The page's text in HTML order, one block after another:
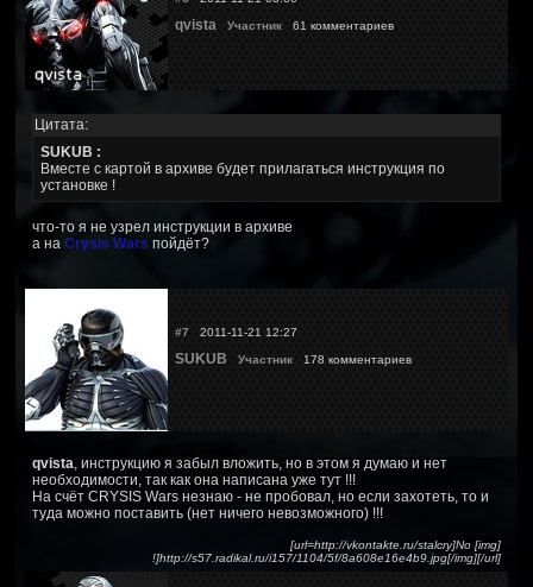
qvista Участник 61 комментариев
Цитата:
SUKUB :
Вместе с картой в архиве будет прилагаться инструкция по
установке !
что-то я не узрел инструкции в архиве
а на Crysis Wars пойдёт?
#7 2011-11-21 12:27
SUKUB Участник 178 комментариев
qvista , инструкцию я забыл вложить, но в этом я думаю и нет
необходимости, так как она написана уже тут !!!
На счёт CRYSIS Wars незнаю - не пробовал, но если захотеть, то и
туда можно поставить (нет ничего невозможного) !!!
[url=http://vkontakte.ru/stalcry]No [img]
!]http://s57.radikal.ru/i157/1104/5f/8a608e16e4b9.jpg[/img][/url]